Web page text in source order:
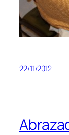
22/11/2012